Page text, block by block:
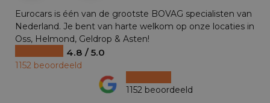
Eurocars is één van de grootste BOVAG specialisten van
Nederland. Je bent van harte welkom op onze locaties in
Oss, Helmond, Geldrop & Asten!
4.8 / 5.0
1152 beoordeeld
1152 beoordeeld